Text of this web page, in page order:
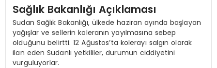
YAŞAM
Sağlık Bakanlığı Açıklaması
Sudan Sağlık Bakanlığı, ülkede haziran ayında başlayan
yağışlar ve sellerin koleranın yayılmasına sebep
olduğunu belirtti. 12 Ağustos’ta kolerayı salgın olarak
ilan eden Sudanlı yetkililer, durumun ciddiyetini
vurguluyorlar.